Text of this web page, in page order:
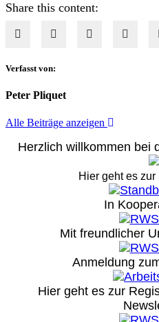
Share this content:
Verfasst von:
Peter Pliquet
Alle Beiträge anzeigen
Herzlich willkommen bei
Hier geht es
In
Mit freundlicher
Anmeldung
Hier geht es zur